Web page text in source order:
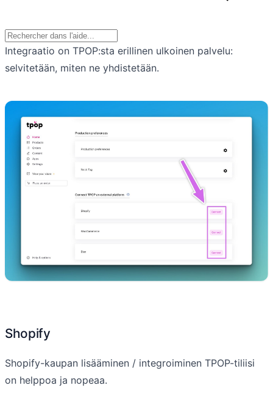
Integraatio on TPOP:sta erillinen ulkoinen palvelu:
selvitetään, miten ne yhdistetään.
Shopify
Shopify-kaupan lisääminen / integroiminen TPOP-tiliisi
on helppoa ja nopeaa.